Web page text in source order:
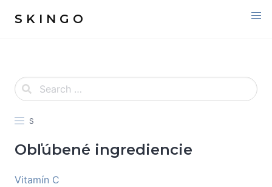
S K I N G O
S
Obľúbené ingrediencie
Vitamín C